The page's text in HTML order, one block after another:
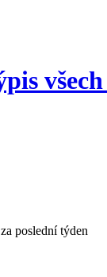
poslední týden